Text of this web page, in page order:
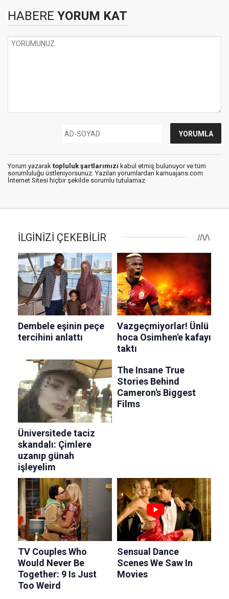
HABERE YORUM KAT
Yorum yazarak topluluk şartlarımızı kabul etmiş bulunuyor ve tüm
sorumluluğu üstleniyorsunuz. Yazılan yorumlardan kamuajans.com
İnternet Sitesi hiçbir şekilde sorumlu tutulamaz